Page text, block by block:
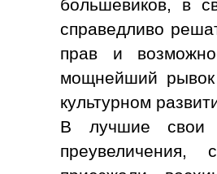
большевиков, в
справедливо
прав и
мощнейший рывок
культурном
В лучшие
преувеличения,